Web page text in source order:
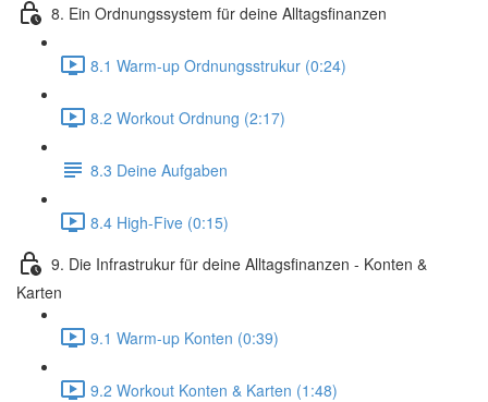
8. Ein Ordnungssystem für deine Alltagsfinanzen
8.1 Warm-up Ordnungsstrukur (0:24)
8.2 Workout Ordnung (2:17)
8.3 Deine Aufgaben
8.4 High-Five (0:15)
9. Die Infrastrukur für deine Alltagsfinanzen - Konten &
Karten
9.1 Warm-up Konten (0:39)
9.2 Workout Konten & Karten (1:48)